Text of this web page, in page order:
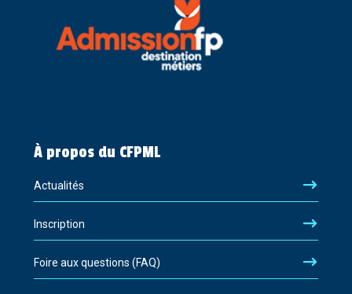
À propos du CFPML
Actualités
Inscription
Foire aux questions (FAQ)